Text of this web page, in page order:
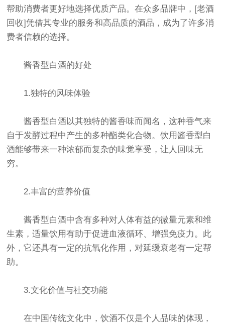
帮助消费者更好地选择优质产品。在众多品牌中，[老酒
回收]凭借其专业的服务和高品质的酒品，成为了许多消
费者信赖的选择。
酱香型白酒的好处
1.独特的风味体验
酱香型白酒以其独特的酱香味而闻名，这种香气来
自于发酵过程中产生的多种酯类化合物。饮用酱香型白
酒能够带来一种浓郁而复杂的味觉享受，让人回味无
穷。
2.丰富的营养价值
酱香型白酒中含有多种对人体有益的微量元素和维
生素，适量饮用有助于促进血液循环、增强免疫力。此
外，它还具有一定的抗氧化作用，对延缓衰老有一定帮
助。
3.文化价值与社交功能
在中国传统文化中，饮酒不仅是个人品味的体现，